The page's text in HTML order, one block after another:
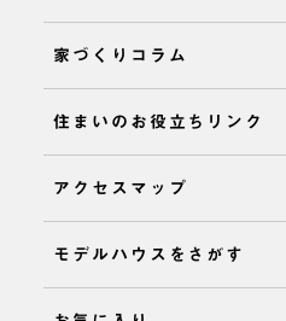
家づくりコラム
住まいのお役立ちリンク
アクセスマップ
モデルハウスをさがす